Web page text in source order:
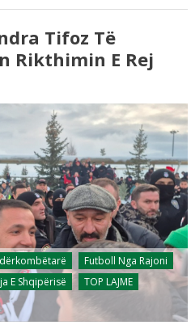
Tifoz Të
Rikthimin E Rej
Futboll Nga Rajoni
E Shqipërisë TOP LAJME